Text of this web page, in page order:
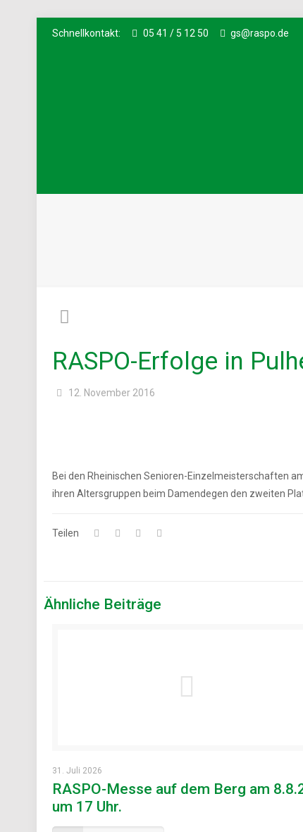
Schnellkontakt: 05 41 / 5 12 50 gs@raspo.de
RASPO-Erfolge in
12. November 2016
Bei den Rheinischen Senioren-Einzelmeisterschaften
ihren Altersgruppen beim Damendegen den zweiten
Teilen
Ähnliche Beiträge
31. Juli 2026
RASPO-Messe auf dem Berg am
um 17 Uhr.